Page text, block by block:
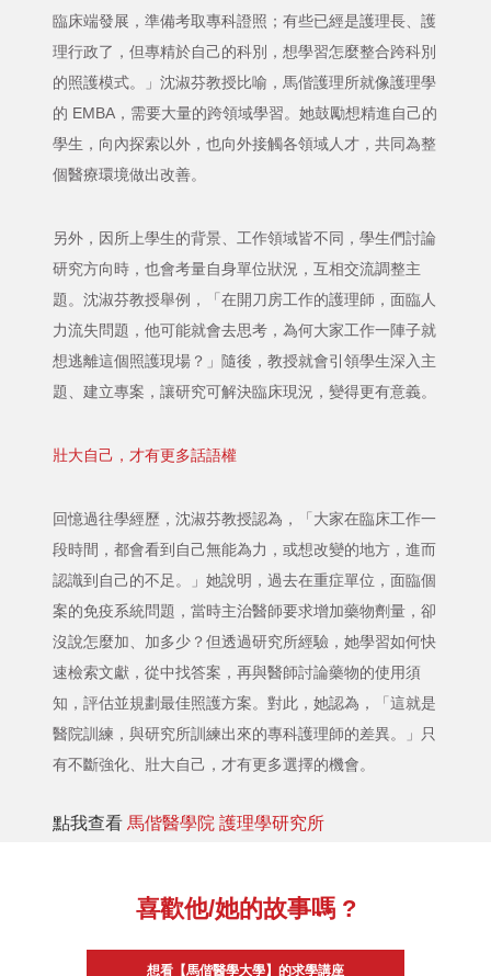
臨床端發展，準備考取專科證照；有些已經是護理長、護
理行政了，但專精於自己的科別，想學習怎麼整合跨科別
的照護模式。」沈淑芬教授比喻，馬偕護理所就像護理學
的 EMBA，需要大量的跨領域學習。她鼓勵想精進自己的
學生，向內探索以外，也向外接觸各領域人才，共同為整
個醫療環境做出改善。
另外，因所上學生的背景、工作領域皆不同，學生們討論
研究方向時，也會考量自身單位狀況，互相交流調整主
題。沈淑芬教授舉例，「在開刀房工作的護理師，面臨人
力流失問題，他可能就會去思考，為何大家工作一陣子就
想逃離這個照護現場？」隨後，教授就會引領學生深入主
題、建立專案，讓研究可解決臨床現況，變得更有意義。
壯大自己，才有更多話語權
回憶過往學經歷，沈淑芬教授認為，「大家在臨床工作一
段時間，都會看到自己無能為力，或想改變的地方，進而
認識到自己的不足。」她說明，過去在重症單位，面臨個
案的免疫系統問題，當時主治醫師要求增加藥物劑量，卻
沒說怎麼加、加多少？但透過研究所經驗，她學習如何快
速檢索文獻，從中找答案，再與醫師討論藥物的使用須
知，評估並規劃最佳照護方案。對此，她認為，「這就是
醫院訓練，與研究所訓練出來的專科護理師的差異。」只
有不斷強化、壯大自己，才有更多選擇的機會。
點我查看 馬偕醫學院 護理學研究所
喜歡他/她的故事嗎 ?
想看【馬偕醫學大學】的求學講座